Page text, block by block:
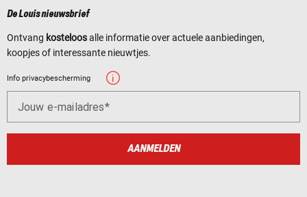
De Louis nieuwsbrief
Ontvang kosteloosalle informatie over actuele aanbiedingen,
koopjes of interessante nieuwtjes.
Info privacybescherming
Jouw e-mailadres
AANMELDEN